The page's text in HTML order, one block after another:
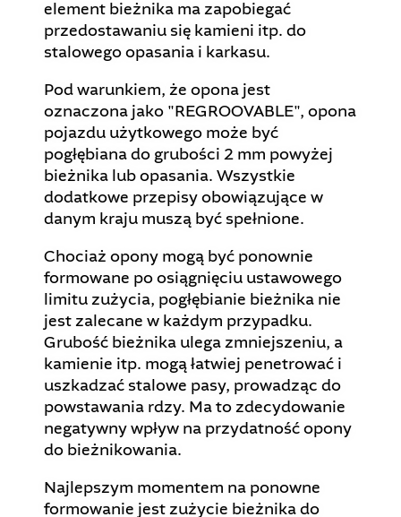
element bieżnika ma zapobiegać
przedostawaniu się kamieni itp. do
stalowego opasania i karkasu.
Pod warunkiem, że opona jest
oznaczona jako "REGROOVABLE", opona
pojazdu użytkowego może być
pogłębiana do grubości 2 mm powyżej
bieżnika lub opasania. Wszystkie
dodatkowe przepisy obowiązujące w
danym kraju muszą być spełnione.
Chociaż opony mogą być ponownie
formowane po osiągnięciu ustawowego
limitu zużycia, pogłębianie bieżnika nie
jest zalecane w każdym przypadku.
Grubość bieżnika ulega zmniejszeniu, a
kamienie itp. mogą łatwiej penetrować i
uszkadzać stalowe pasy, prowadząc do
powstawania rdzy. Ma to zdecydowanie
negatywny wpływ na przydatność opony
do bieżnikowania.
Najlepszym momentem na ponowne
formowanie jest zużycie bieżnika do